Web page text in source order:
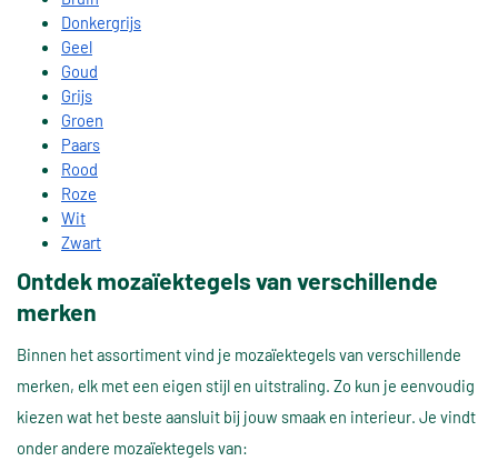
Donkergrijs
Geel
Goud
Grijs
Groen
Paars
Rood
Roze
Wit
Zwart
Ontdek mozaïektegels van verschillende
merken
Binnen het assortiment vind je mozaïektegels van verschillende
merken, elk met een eigen stijl en uitstraling. Zo kun je eenvoudig
kiezen wat het beste aansluit bij jouw smaak en interieur. Je vindt
onder andere mozaïektegels van: